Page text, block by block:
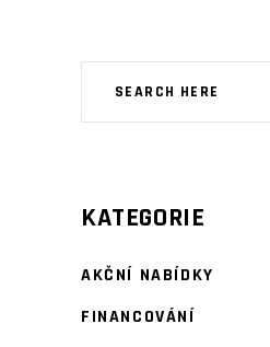
KATEGORIE
AKČNÍ NABÍDKY
FINANCOVÁNÍ